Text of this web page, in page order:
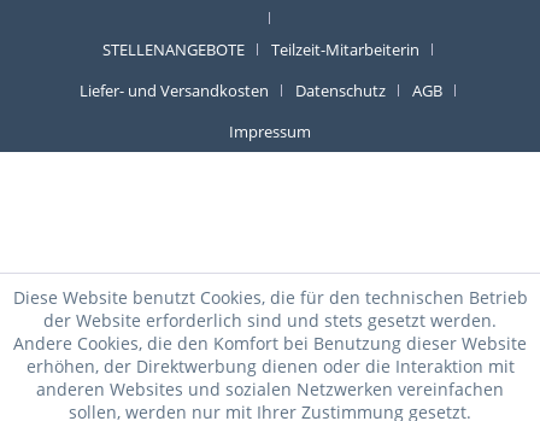
STELLENANGEBOTE
Teilzeit-Mitarbeiterin
Liefer- und Versandkosten
Datenschutz
AGB
Impressum
Diese Website benutzt Cookies, die für den technischen Betrieb
der Website erforderlich sind und stets gesetzt werden.
Andere Cookies, die den Komfort bei Benutzung dieser Website
erhöhen, der Direktwerbung dienen oder die Interaktion mit
anderen Websites und sozialen Netzwerken vereinfachen
sollen, werden nur mit Ihrer Zustimmung gesetzt.